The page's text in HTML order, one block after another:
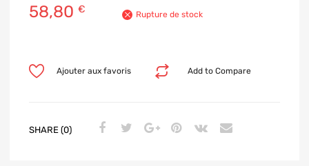
58,80 € Rupture de stock
Add to Compare
Ajouter aux favoris
SHARE (0)